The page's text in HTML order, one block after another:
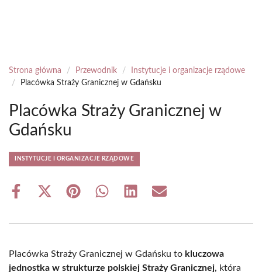
Strona główna / Przewodnik /
Instytucje i organizacje rządowe
/
Placówka Straży Granicznej w Gdańsku
Placówka Straży Granicznej w
Gdańsku
INSTYTUCJE I ORGANIZACJE RZĄDOWE
Share
Share
(Twitter)
Share Share Share Share
Placówka Straży Granicznej w Gdańsku to kluczowa
jednostka w strukturze polskiej Straży Granicznej, która